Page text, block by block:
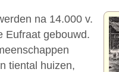
na 14.000 v.
Eufraat gebouwd.
tiental huizen,